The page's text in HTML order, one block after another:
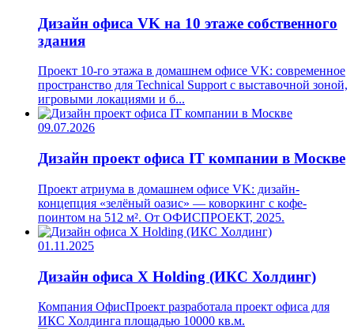
Дизайн офиса VK на 10 этаже собственного
здания
Проект 10-го этажа в домашнем офисе VK: современное
пространство для Technical Support с выставочной зоной,
игровыми локациями и б...
09.07.2026
Дизайн проект офиса IT компании в Москве
Проект атриума в домашнем офисе VK: дизайн-
концепция «зелёный оазис» — коворкинг с кофе-
поинтом на 512 м². От ОФИСПРОЕКТ, 2025.
01.11.2025
Дизайн офиса X Holding (ИКС Холдинг)
Компания ОфисПроект разработала проект офиса для
ИКС Холдинга площадью 10000 кв.м.